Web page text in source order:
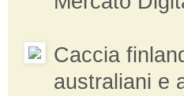
Caccia
australiani e